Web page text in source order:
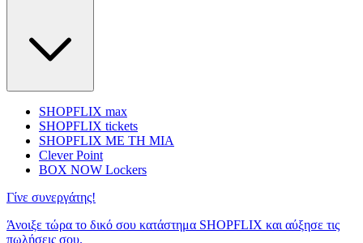
SHOPFLIX max
SHOPFLIX tickets
SHOPFLIX ΜΕ ΤΗ ΜΙΑ
Clever Point
BOX NOW Lockers
Γίνε συνεργάτης!
Άνοιξε τώρα το δικό σου κατάστημα SHOPFLIX και αύξησε τις
πωλήσεις σου.